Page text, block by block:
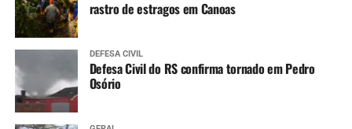
rastro de estragos em Canoas
DEFESA CIVIL
Defesa Civil do RS confirma tornado em Pedro
Osório